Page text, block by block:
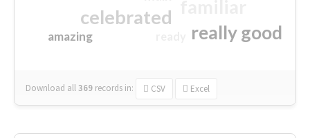
celebrated
really good
amazing
Download all369 records in: CSV Excel